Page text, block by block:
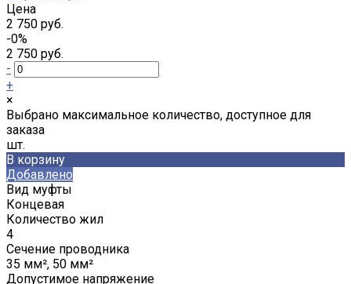
Цена
2 750 руб.
-0%
2 750 руб.
-
+
×
Выбрано максимальное количество, доступное для
заказа
шт.
В корзину
Добавлено
Вид муфты
Концевая
Количество жил
4
Сечение проводника
35 мм², 50 мм²
Допустимое напряжение